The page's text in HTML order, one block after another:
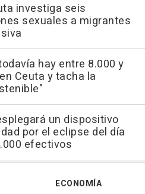
investiga seis
sexuales a migrantes
hay entre 8.000 y
Ceuta y tacha la
un dispositivo
por el eclipse del día
efectivos
ECONOMÍA